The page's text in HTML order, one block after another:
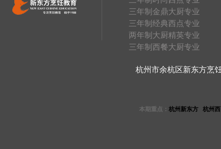
三年制金鼎大厨专业
三年制经典西点专业
两年制大厨精英专业
三年制西餐大厨专业
杭州市余杭区新东方烹
本期重点： 杭州新东方 杭州